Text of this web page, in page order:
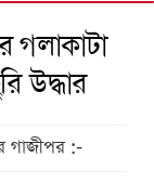
গলাকাটা
উদ্ধার
গাজীপর :-